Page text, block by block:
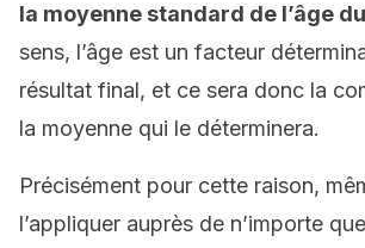
la moyenne standard de l’âge
sens, l’âge est un facteur
résultat final, et ce sera donc la
la moyenne qui le déterminera.
Précisément pour cette raison,
l’appliquer auprès de n’importe